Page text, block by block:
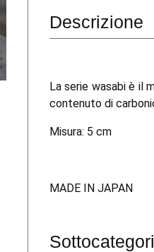
Descrizione
La serie wasabi è il
contenuto di
Misura: 5 cm
MADE IN JAPAN